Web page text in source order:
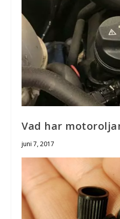
Vad har
juni 7, 2017